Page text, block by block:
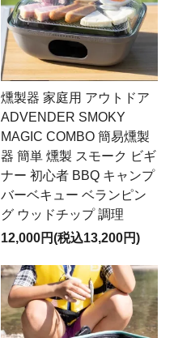
燻製器 家庭用 アウトドア
ADVENDER SMOKY
MAGIC COMBO 簡易燻製
器 簡単 燻製 スモーク ビギ
ナー 初心者 BBQ キャンプ
バーベキュー ベランピン
グ ウッドチップ 調理
12,000円(税込13,200円)